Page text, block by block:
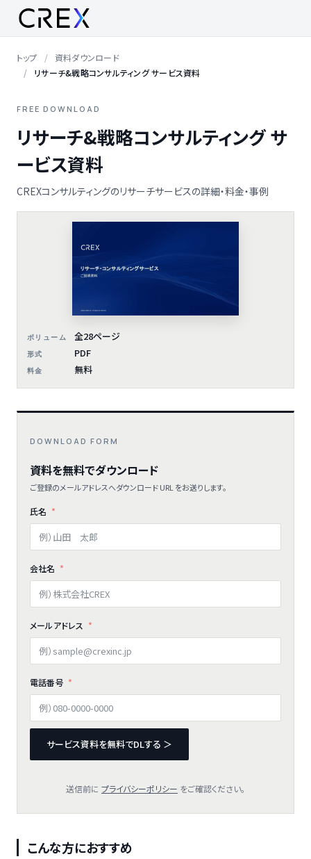
トップ
資料ダウンロード
リサーチ&戦略コンサルティング サービス資料
FREE DOWNLOAD
リサーチ&戦略コンサルティング サ
ービス資料
CREXコンサルティングのリサーチサービスの詳細・料金・事例
ボリューム 全28ページ
形式 PDF
料金 無料
DOWNLOAD FORM
資料を無料でダウンロード
ご登録のメールアドレスへダウンロード URL をお送りします。
氏名
会社名
メールアドレス
電話番号
サービス資料を無料でDLする ＞
送信前に プライバシーポリシー をご確認ください。
こんな方におすすめ